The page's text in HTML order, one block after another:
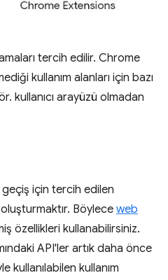
tercih edilir. Chrome
kullanım alanları için bazı
kullanıcı arayüzü olmadan
için tercih edilen
Böylece web
özellikleri kullanabilirsiniz.
API'ler artık daha önce
kullanılabilen kullanım